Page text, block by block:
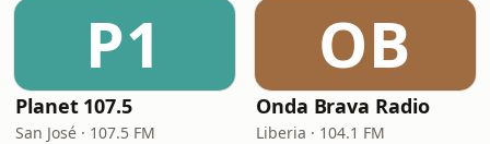
P1
Planet 107.5
San José · 107.5 FM
OB
Onda Brava Radio
Liberia · 104.1 FM